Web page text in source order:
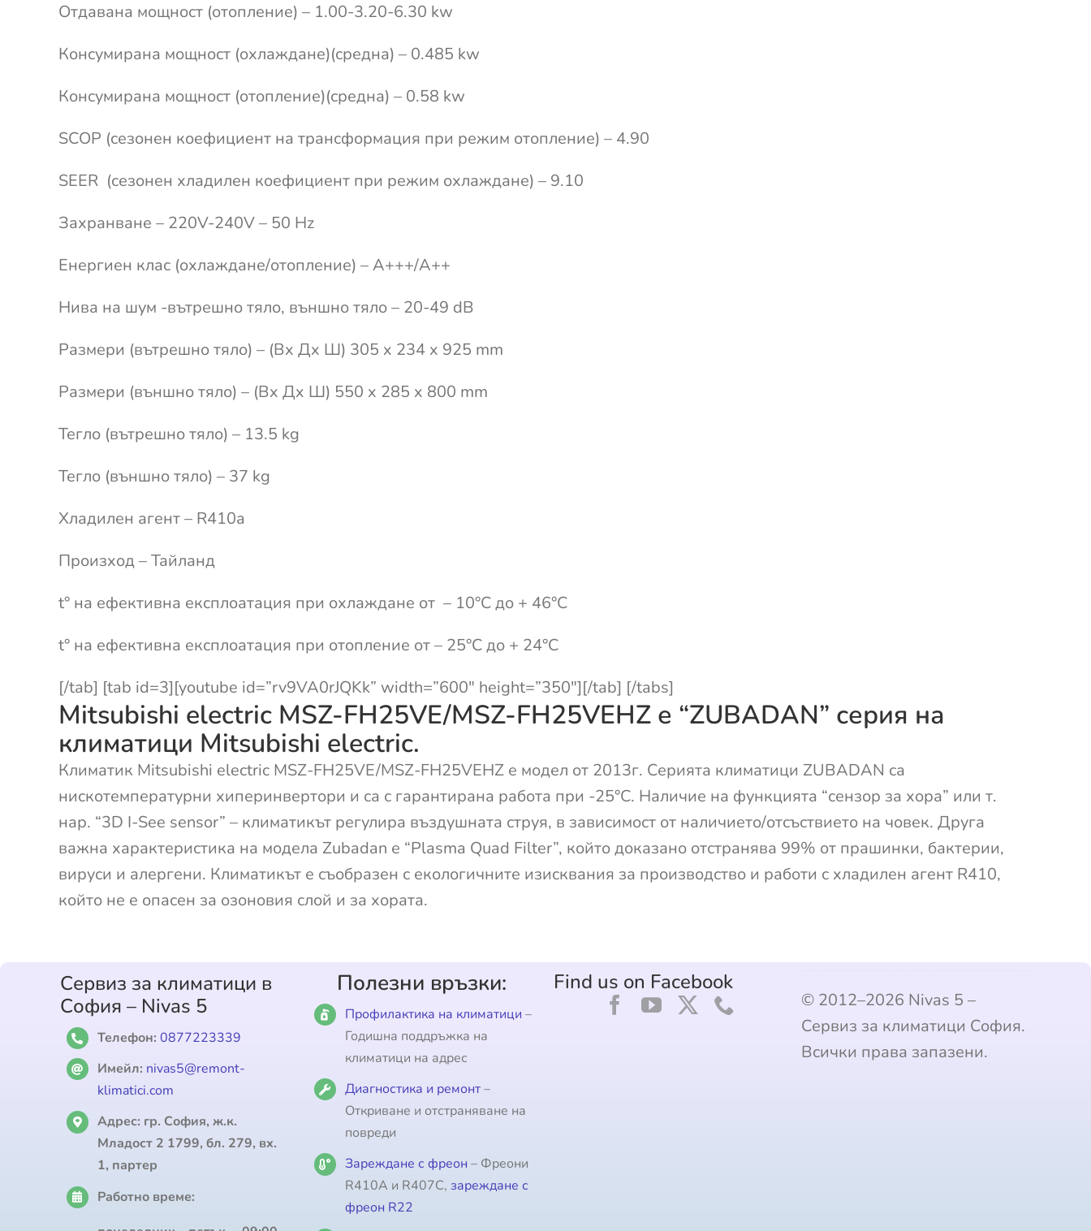
Отдавана мощност (отопление) – 1.00-3.20-6.30 kw
Консумирана мощност (охлаждане)(средна) – 0.485 kw
Консумирана мощност (отопление)(средна) – 0.58 kw
SCOP (сезонен коефициент на трансформация при режим отопление) – 4.90
SEER (сезонен хладилен коефициент при режим охлаждане) – 9.10
Захранване – 220V-240V – 50 Hz
Енергиен клас (охлаждане/отопление) – A+++/A++
Нива на шум -вътрешно тяло, външно тяло – 20-49 dB
Размери (вътрешно тяло) – (Вx Дx Ш) 305 x 234 x 925 mm
Размери (външно тяло) – (Вx Дx Ш) 550 x 285 x 800 mm
Тегло (вътрешно тяло) – 13.5 kg
Тегло (външно тяло) – 37 kg
Хладилен агент – R410a
Произход – Тайланд
t° на ефективна експлоатация при охлаждане от – 10°С до + 46°С
t° на ефективна експлоатация при отопление от – 25°С до + 24°С
[/tab] [tab id=3][youtube id=”rv9VA0rJQKk” width=”600″ height=”350″][/tab] [/tabs]
Mitsubishi electric MSZ-FH25VE/MSZ-FH25VEHZ е “ZUBADAN” серия на
климатици Mitsubishi electric.
Климатик Mitsubishi electric MSZ-FH25VE/MSZ-FH25VEHZ е модел от 2013г. Серията климатици ZUBADAN са
нискотемпературни хиперинвертори и са с гарантирана работа при -25°C. Наличие на функцията “сензор за хора” или т.
нар. “3D I-See sensor” – климатикът регулира въздушната струя, в зависимост от наличието/отсъствието на човек. Друга
важна характеристика на модела Zubadan е “Plasma Quad Filter”, който доказано отстранява 99% от прашинки, бактерии,
вируси и алергени. Климатикът е съобразен с екологичните изисквания за производство и работи с хладилен агент R410,
който не е опасен за озоновия слой и за хората.
Сервиз за климатици в
София – Nivas 5
Телефон: 0877223339
Имейл: nivas5@remont-
klimatici.com
Адрес: гр. София, ж.к.
Младост 2 1799, бл. 279, вх.
1, партер
Работно време:
Полезни връзки:
Профилактика на климатици –
Годишна поддръжка на
климатици на адрес
Диагностика и ремонт–
Откриване и отстраняване на
повреди
Зареждане с фреон – Фреони
R410A и R407C, зареждане с
фреон R22
Find us on Facebook
© 2012–2026 Nivas 5 –
Сервиз за климатици София.
Всички права запазени.